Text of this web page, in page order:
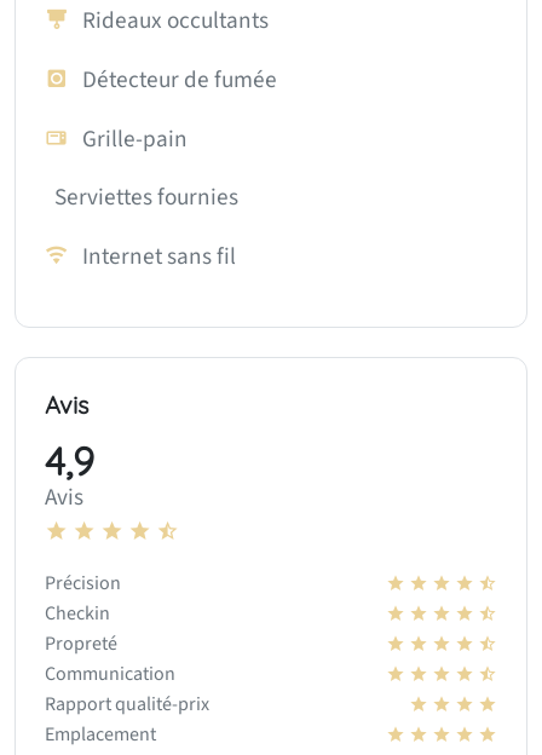
Rideaux occultants
Détecteur de fumée
Grille-pain
Serviettes fournies
Internet sans fil
Avis
4,9
Avis
Précision
Checkin
Propreté
Communication
Rapport qualité-prix
Emplacement